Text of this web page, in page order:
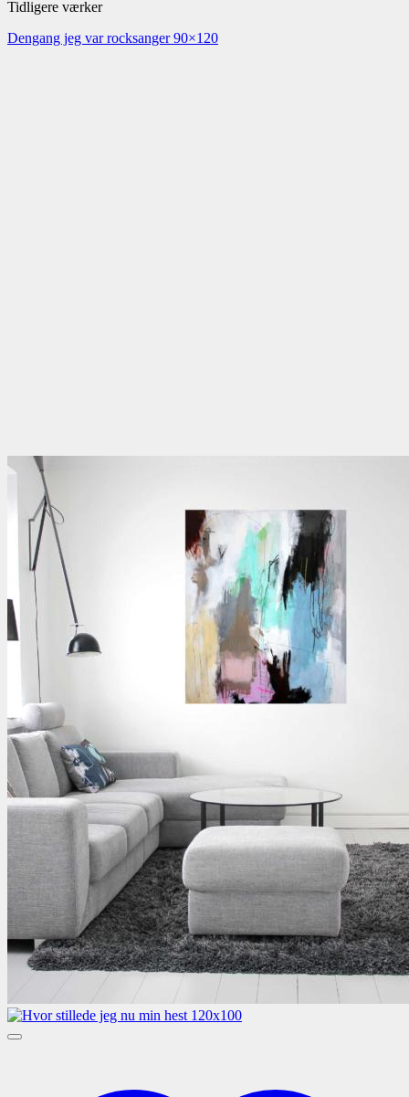
Tidligere værker
Dengang jeg var rocksanger 90×120